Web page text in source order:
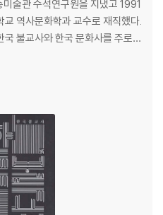
술관 수석연구원을 지냈고 1991
역사문화학과 교수로 재직했다.
불교사와 한국 문화사를 주로
엄사상 연구』, 『그림으로 보는 불
, 『일연과 삼국유사』, 공저로 『우
주